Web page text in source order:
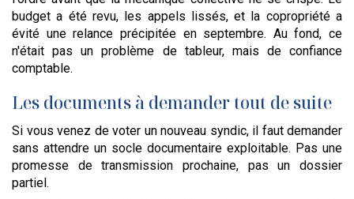
budget a été revu, les appels lissés, et la copropriété a
évité une relance précipitée en septembre. Au fond, ce
n'était pas un problème de tableur, mais de confiance
comptable.
Les documents à demander tout de suite
Si vous venez de voter un nouveau syndic, il faut demander
sans attendre un socle documentaire exploitable. Pas une
promesse de transmission prochaine, pas un dossier
partiel.